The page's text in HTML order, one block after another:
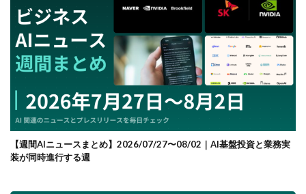
【週間AIニュースまとめ】2026/07/27〜08/02｜AI基盤投資と業務実
装が同時進行する週